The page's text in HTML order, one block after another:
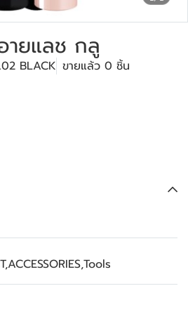
ายแลช กลู
BLACK ขายแล้ว 0 ชิ้น
,ACCESSORIES,Tools